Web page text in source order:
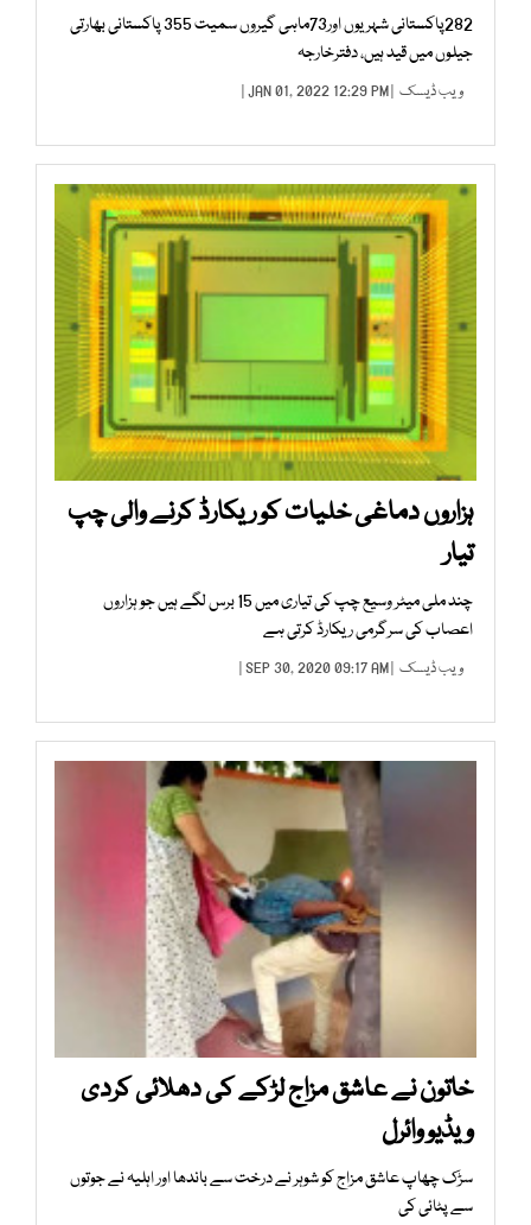
282پاکستانی شہریوں اور73ماہی گیروں سمیت 355 پاکستانی بھارتی
جیلوں میں قید ہیں، دفترخارجہ
ویب ڈیسک | JAN 01, 2022 12:29 PM |
ہزاروں دماغی خلیات کو ریکارڈ کرنے والی چپ
تیار
چند ملی میٹر وسیع چپ کی تیاری میں 15 برس لگے ہیں جو ہزاروں
اعصاب کی سرگرمی ریکارڈ کرتی ہے
ویب ڈیسک | SEP 30, 2020 09:17 AM |
خاتون نے عاشق مزاج لڑکے کی دھلائی کردی
ویڈیو وائرل
سڑک چھاپ عاشق مزاج کو شوہر نے درخت سے باندھا اور اہلیہ نے جوتوں
سے پٹائی کی